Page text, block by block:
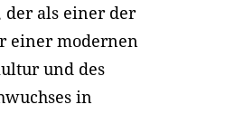
der als einer der
einer modernen
und des
in